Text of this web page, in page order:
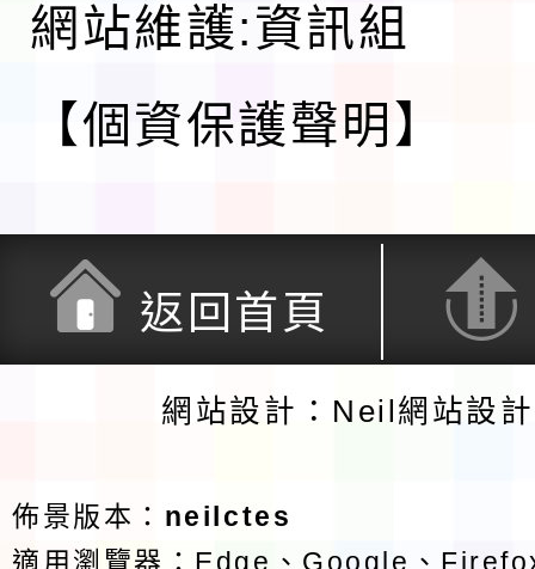
網站維護:資訊組
【個資保護聲明】
返回首頁
網站設計：Neil網站設
佈景版本： neilctes
適用瀏覽器：Edge、Google、